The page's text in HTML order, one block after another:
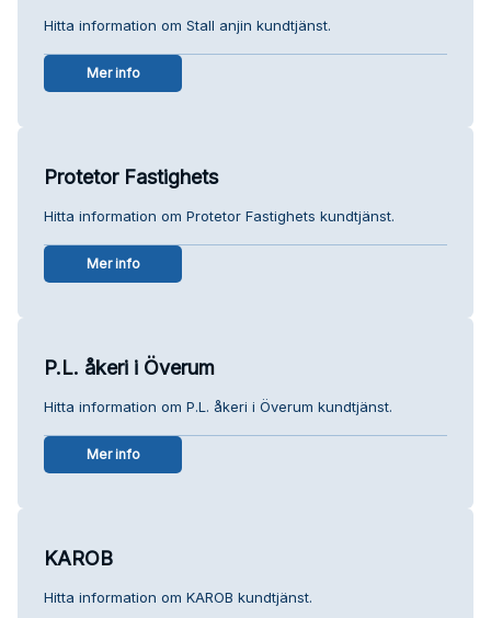
Hitta information om Stall anjin kundtjänst.
Mer info
Protetor Fastighets
Hitta information om Protetor Fastighets kundtjänst.
Mer info
P.L. åkeri i Överum
Hitta information om P.L. åkeri i Överum kundtjänst.
Mer info
KAROB
Hitta information om KAROB kundtjänst.